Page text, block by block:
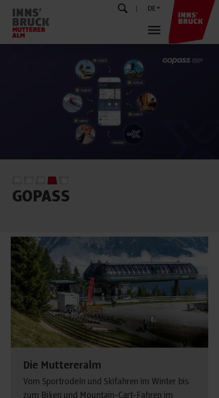
DE
FAMILY DAY
Die Muttereralm
Vom Sportrodeln und Skifahren im Winter bis
zum Biken und Mountain-Cart-Fahren im